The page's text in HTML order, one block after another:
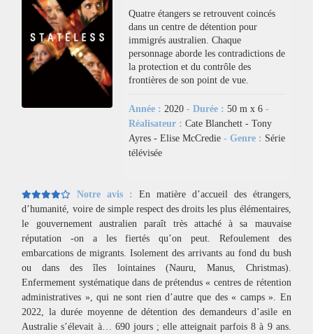
Quatre étangers se retrouvent coincés
dans un centre de détention pour
immigrés australien. Chaque
personnage aborde les contradictions de
la protection et du contrôle des
frontières de son point de vue.
Année : 2020- Durée :50 m x 6-
Réalisateur :Cate Blanchett - Tony
Ayres - Elise McCredie- Genre : Série
télévisée
Notre avis :En matière d’accueil des étrangers,
d’humanité, voire de simple respect des droits les plus élémentaires,
le gouvernement australien paraît très attaché à sa mauvaise
réputation -on a les fiertés qu’on peut. Refoulement des
embarcations de migrants. Isolement des arrivants au fond du bush
ou dans des îles lointaines (Nauru, Manus, Christmas).
Enfermement systématique dans de prétendus « centres de rétention
administratives », qui ne sont rien d’autre que des « camps ». En
2022, la durée moyenne de détention des demandeurs d’asile en
Australie s’élevait à… 690 jours ; elle atteignait parfois 8 à 9 ans.